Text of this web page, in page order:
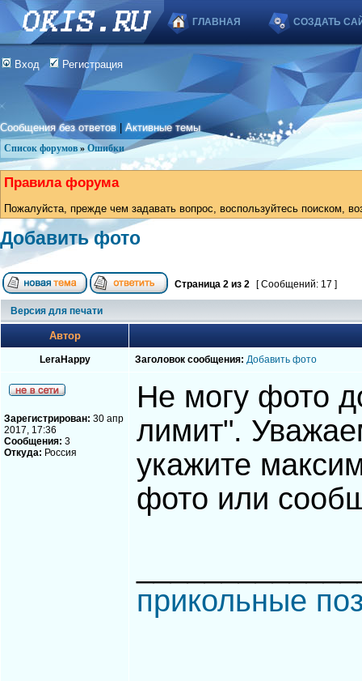
ГЛАВНАЯ СОЗДАТЬ
Вход Регистрация
Сообщения без ответов |Активные темы
Список форумов » Ошибки
Правила форума
Пожалуйста, прежде чем задавать вопрос, воспользуйтесь поиском,
Добавить фото
Страница 2 из 2 [ Сообщений: 17 ]
Версия для печати
Автор
LeraHappy Заголовок сообщения: Добавить фото
Зарегистрирован: 30 апр
2017, 17:36
Сообщения: 3
Откуда: Россия
Не могу фото
лимит".
укажите
фото или
прикольные